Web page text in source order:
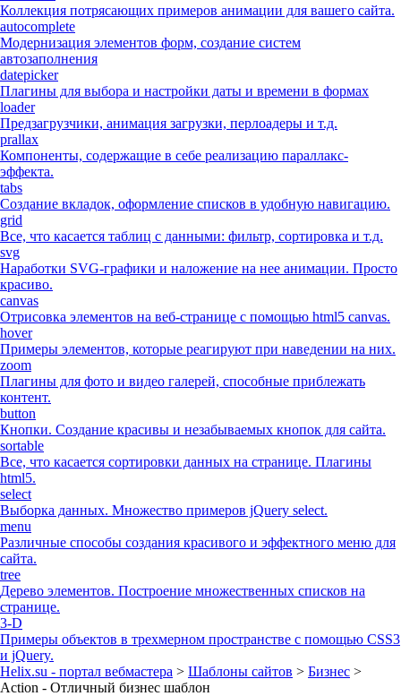
Коллекция потрясающих примеров анимации для вашего сайта.
autocomplete
Модернизация элементов форм, создание систем
автозаполнения
datepicker
Плагины для выбора и настройки даты и времени в формах
loader
Предзагрузчики, анимация загрузки, перлоадеры и т.д.
prallax
Компоненты, содержащие в себе реализацию параллакс-
эффекта.
tabs
Создание вкладок, оформление списков в удобную навигацию.
grid
Все, что касается таблиц с данными: фильтр, сортировка и т.д.
svg
Наработки SVG-графики и наложение на нее анимации. Просто
красиво.
canvas
Отрисовка элементов на веб-странице с помощью html5 canvas.
hover
Примеры элементов, которые реагируют при наведении на них.
zoom
Плагины для фото и видео галерей, способные приблежать
контент.
button
Кнопки. Создание красивы и незабываемых кнопок для сайта.
sortable
Все, что касается сортировки данных на странице. Плагины
html5.
select
Выборка данных. Множество примеров jQuery select.
menu
Различные способы создания красивого и эффектного меню для
сайта.
tree
Дерево элементов. Построение множественных списков на
странице.
3-D
Примеры объектов в трехмерном пространстве с помощью CSS3
и jQuery.
Helix.su - портал вебмастера > Шаблоны сайтов > Бизнес >
Action - Отличный бизнес шаблон